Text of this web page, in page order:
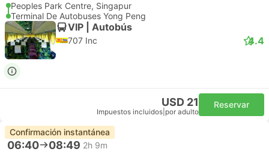
Peoples Park Centre, Singapur
Terminal De Autobuses Yong Peng
VIP | Autobús
707 Inc 4.4
USD 21
Impuestos incluidos por adulto
Reservar
Confirmación instantánea
06:40 08:49 2h 9m